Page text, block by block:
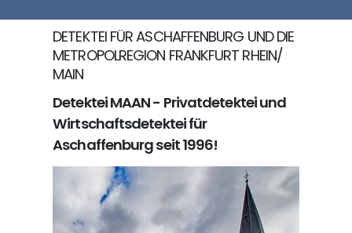
DETEKTEI FÜR ASCHAFFENBURG UND DIE
METROPOLREGION FRANKFURT RHEIN/
MAIN
Detektei MAAN - Privatdetektei und
Wirtschaftsdetektei für
Aschaffenburg seit 1996!